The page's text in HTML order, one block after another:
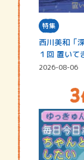
特集
西川美和「
１回 置いて
2026-08-06